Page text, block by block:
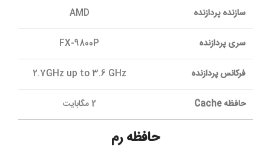
سازنده پردازنده AMD
سری پردازنده FX-9800P
فرکانس پردازنده 2.7GHz up to 3.6 GHz
حافظه Cache 2 مگابایت
حافظه رم